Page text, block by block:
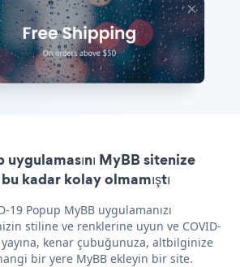
MyBB sitenize
kadar kolay olmamıştı
19 Popup MyBB uygulamanızı
stiline ve renklerine uyun ve COVID-
yayına, kenar çubuğunuza, altbilginize
bir yere MyBB ekleyin bir site.